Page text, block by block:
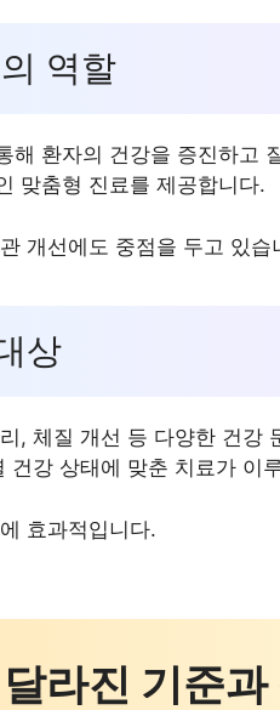
역할
해 환자의 건강을 증진하고
맞춤형 진료를 제공합니다.
개선에도 중점을 두고 있습
상
, 체질 개선 등 다양한 건강
강 상태에 맞춘 치료가 이
효과적입니다.
라진 기준과